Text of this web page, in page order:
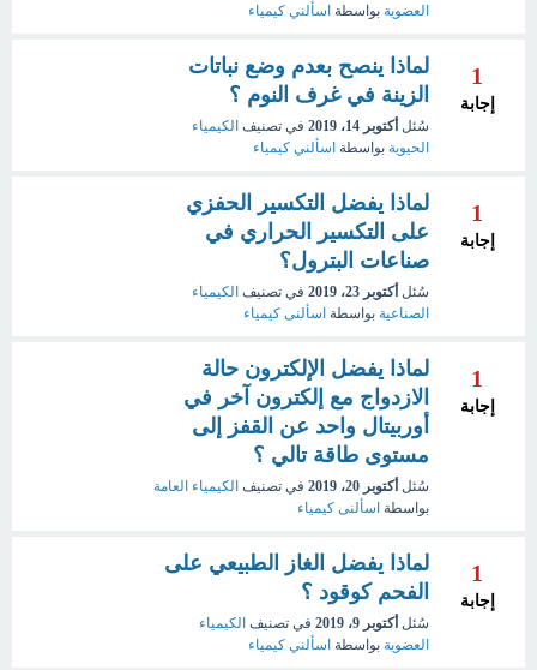
العضوية بواسطة اسألني كيمياء
1
إجابة
لماذا ينصح بعدم وضع نباتات
الزينة في غرف النوم ؟
سُئل أكتوبر 14، 2019 في تصنيف الكيمياء
الحيوية بواسطة اسألني كيمياء
1
إجابة
لماذا يفضل التكسير الحفزي
على التكسير الحراري في
صناعات البترول؟
سُئل أكتوبر 23، 2019 في تصنيف الكيمياء
الصناعية بواسطة اسألنى كيمياء
1
إجابة
لماذا يفضل الإلكترون حالة
الازدواج مع إلكترون آخر في
أوربيتال واحد عن القفز إلى
مستوى طاقة تالي ؟
سُئل أكتوبر 20، 2019 في تصنيف الكيمياء العامة
بواسطة اسألنى كيمياء
1
إجابة
لماذا يفضل الغاز الطبيعي على
الفحم كوقود ؟
سُئل أكتوبر 9، 2019 في تصنيف الكيمياء
العضوية بواسطة اسألني كيمياء